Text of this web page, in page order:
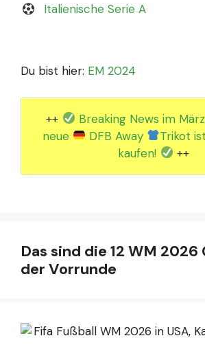
Italienische Serie A
Du bist hier: EM 2024
++
Breaking News im
neue
DFB Away
Trikot
kaufen!
++
Das sind die 12 WM
der Vorrunde